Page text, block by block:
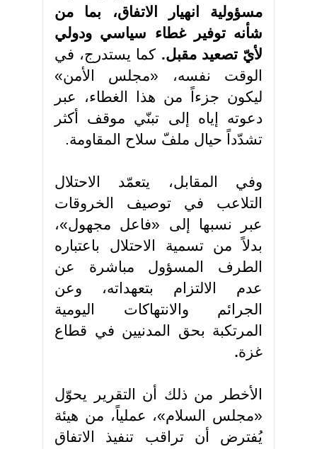
مسؤولية انهيار الاتفاق، بما من
شأنه توفير غطاء سياسي ودولي
لأيّ تصعيد مقبل. كما يستدرج، في
الوقت نفسه، «مجلس الأمن»
ليكون جزءاً من هذا الغطاء، عبر
دعوته إياه إلى تبنّي موقف أكثر
تشدّداً حيال ملفّ سلاح المقاومة.
وفي المقابل، يتعمّد الاحتلال
التلاعب في توصيف الخروقات
عبر نسبها إلى «فاعل مجهول»،
بدلاً من تسمية الاحتلال باعتباره
الطرف المسؤول مباشرة عن
عدم الالتزام بتعهداته، وعن
الجرائم والانتهاكات اليومية
المرتكبة بحق المدنيين في قطاع
غزة.
الأخطر من ذلك أن التقرير يحوّل
«مجلس السلام»، عملياً، من هيئة
يُفترض أن تراقب تنفيذ الاتفاق